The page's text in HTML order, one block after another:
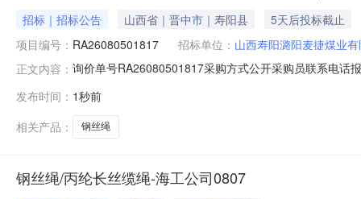
招标｜招标公告 山西省｜晋中市｜寿阳县
5天后投标截止
项目编号： RA26080501817 招标单位： 山西寿阳潞阳麦捷煤业
正文内容： 询价单号RA26080501817采购方式公开采购员联系电话
县寿阳潞阳麦捷煤业有限公司二、保证金额度：0.0元三
发布时间： 1秒前
相关产品：
钢丝绳
钢丝绳/丙纶长丝缆绳-海工公司0807